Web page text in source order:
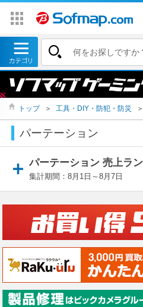
トップ ＞ 工具・DIY・防犯・防災 ＞
パーテーション
パーテーション 売上ラ
集計期間：8月1日～8月7日